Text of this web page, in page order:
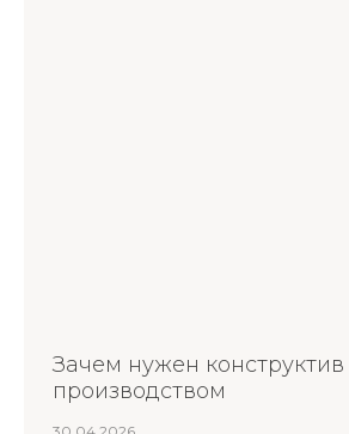
Зачем нужен
производством